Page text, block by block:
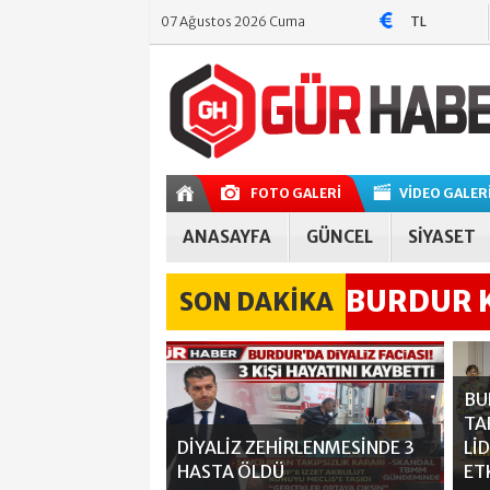
07 Ağustos 2026 Cuma TL
FOTO GALERİ VİDEO GALERİ
ANASAYFA GÜNCEL SİYASET
SON DAKİKA BURDUR
BULUNDU
DİYALİZ ZEHİRLENMESİNDE 3
HASTA ÖLDÜ